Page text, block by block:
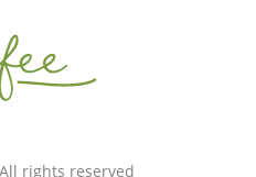
rights reserved